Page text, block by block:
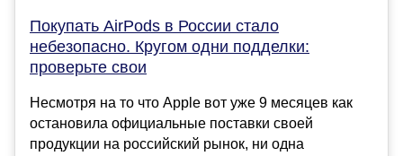
Покупать AirPods в России стало
небезопасно. Кругом одни подделки:
проверьте свои
Несмотря на то что Apple вот уже 9 месяцев как
остановила официальные поставки своей
продукции на российский рынок, ни одна